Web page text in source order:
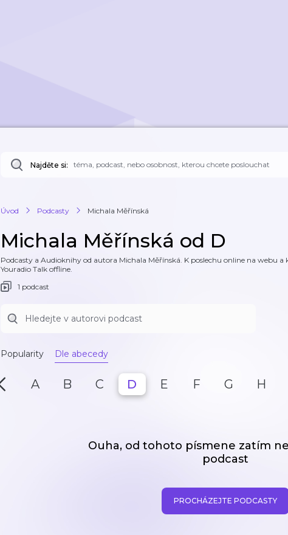
Najděte si:
Úvod Podcasty Michala Měřínská
Michala Měřínská od D
Podcasty a Audioknihy od autora Michala Měřínská. K poslechu online na webu a
Youradio Talk offline.
1 podcast
Popularity Dle abecedy
A B C D E F G H
Ouha, od tohoto písmene zatím
podcast
PROCHÁZEJTE PODCASTY